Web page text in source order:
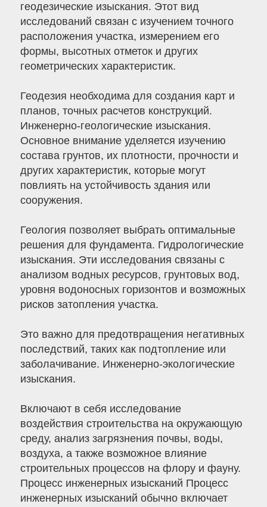
геодезические изыскания. Этот вид
исследований связан с изучением точного
расположения участка, измерением его
формы, высотных отметок и других
геометрических характеристик.
Геодезия необходима для создания карт и
планов, точных расчетов конструкций.
Инженерно-геологические изыскания.
Основное внимание уделяется изучению
состава грунтов, их плотности, прочности и
других характеристик, которые могут
повлиять на устойчивость здания или
сооружения.
Геология позволяет выбрать оптимальные
решения для фундамента. Гидрологические
изыскания. Эти исследования связаны с
анализом водных ресурсов, грунтовых вод,
уровня водоносных горизонтов и возможных
рисков затопления участка.
Это важно для предотвращения негативных
последствий, таких как подтопление или
заболачивание. Инженерно-экологические
изыскания.
Включают в себя исследование
воздействия строительства на окружающую
среду, анализ загрязнения почвы, воды,
воздуха, а также возможное влияние
строительных процессов на флору и фауну.
Процесс инженерных изысканий Процесс
инженерных изысканий обычно включает